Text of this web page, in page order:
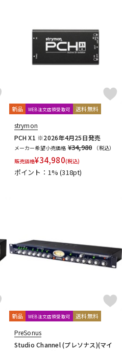
新品 WEB注文店頭受取可 送料無料
strymon
PCH X1 ※2026年4月25日発売
メーカー希望小売価格 ¥34,980
（税込）
販売価格¥34,980(税込)
ポイント：1%(318pt)
新品 WEB注文店頭受取可 送料無料
PreSonus
Studio Channel (プレソナス)(マイ